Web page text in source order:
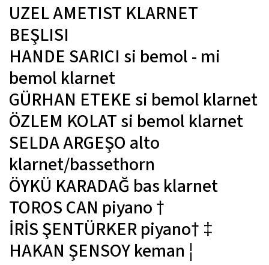
UZEL AMETIST KLARNET
BEŞLISI
HANDE SARICI si bemol - mi
bemol klarnet
GÜRHAN ETEKE si bemol klarnet
ÖZLEM KOLATsi bemol klarnet
SELDA ARGEŞO alto
klarnet/bassethorn
ÖYKÜ KARADAĞ bas klarnet
TOROS CAN piyano†
İRİS ŞENTÜRKERpiyano† ‡
HAKAN ŞENSOYkeman ¦